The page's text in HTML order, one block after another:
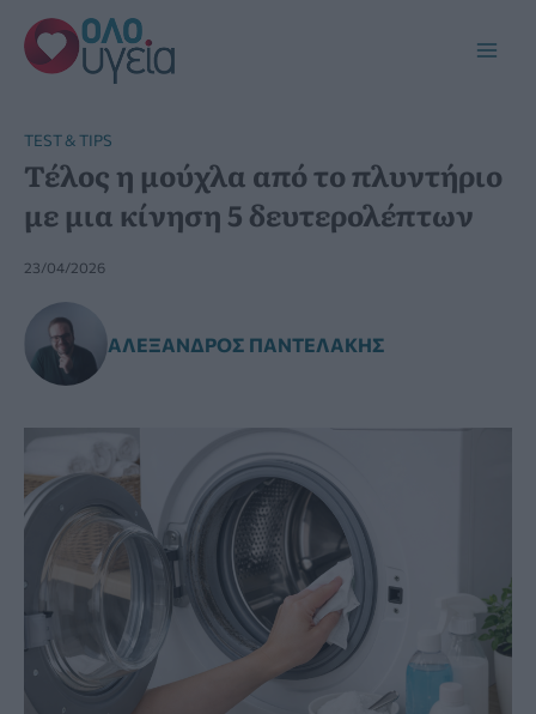
Μετάβαση
στο
περιεχόμενο
TEST & TIPS
Τέλος η μούχλα από το πλυντήριο
με μια κίνηση 5 δευτερολέπτων
23/04/2026
ΑΛΈΞΑΝΔΡΟΣ ΠΑΝΤΕΛΆΚΗΣ